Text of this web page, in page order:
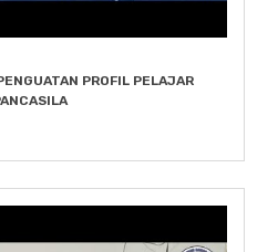
PROFIL PELAJAR